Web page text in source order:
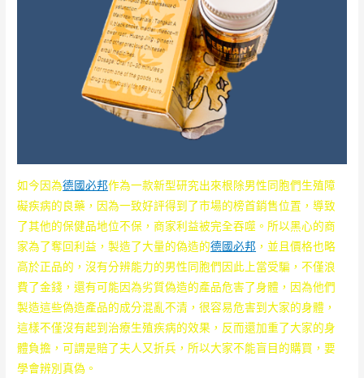
如今因為德國必邦作為一款新型研究出來根除男性同胞們生殖障
礙疾病的良藥，因為一致好評得到了市場的榜首銷售位置，導致
了其他的保健品地位不保，商家利益被完全吞噬。所以黑心的商
家為了奪回利益，製造了大量的偽造的德國必邦 ，並且價格也略
高於正品的，沒有分辨能力的男性同胞們因此上當受騙，不僅浪
費了金錢，還有可能因為劣質偽造的產品危害了身體，因為他們
製造這些偽造產品的成分混亂不清，很容易危害到大家的身體，
這樣不僅沒有起到治療生殖疾病的效果，反而還加重了大家的身
體負擔，可謂是賠了夫人又折兵，所以大家不能盲目的購買，要
學會辨別真偽。